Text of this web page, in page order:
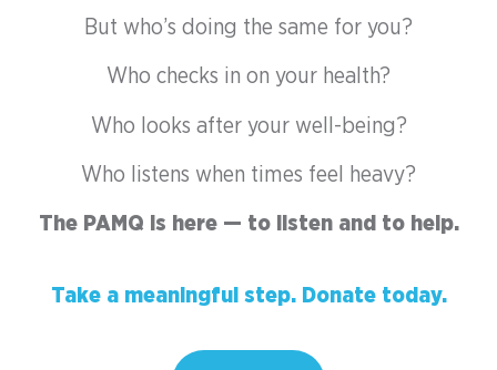
But who’s doing the same for you?
Who checks in on your health?
Who looks after your well-being?
Who listens when times feel heavy?
The PAMQ is here — to listen and to help.
Take a meaningful step. Donate today.